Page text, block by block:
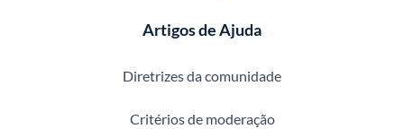
Artigos de Ajuda
Diretrizes da comunidade
Critérios de moderação